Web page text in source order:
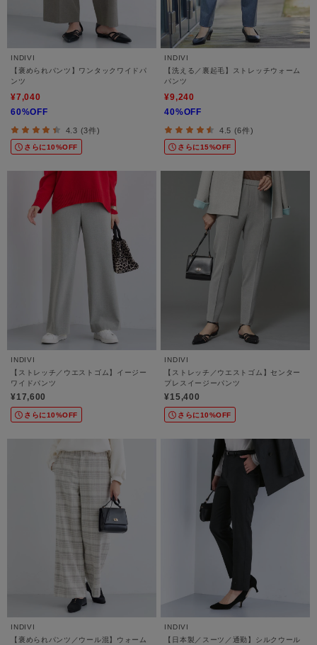
INDIVI
【褒められパンツ】ワンタックワイドパ
ンツ
¥7,040
60%OFF
4.3 (3件)
さらに10%OFF
INDIVI
【洗える／裏起毛】ストレッチウォーム
パンツ
¥9,240
40%OFF
4.5 (6件)
さらに15%OFF
INDIVI
【ストレッチ／ウエストゴム】イージー
ワイドパンツ
¥17,600
さらに10%OFF
INDIVI
【ストレッチ／ウエストゴム】センター
プレスイージーパンツ
¥15,400
さらに10%OFF
INDIVI
【褒められパンツ／ウール混】ウォーム
INDIVI
【日本製／スーツ／通勤】シルクウール